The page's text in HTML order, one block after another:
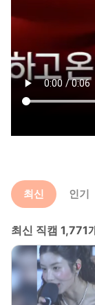
최신 인기
최신 직캠 1,771